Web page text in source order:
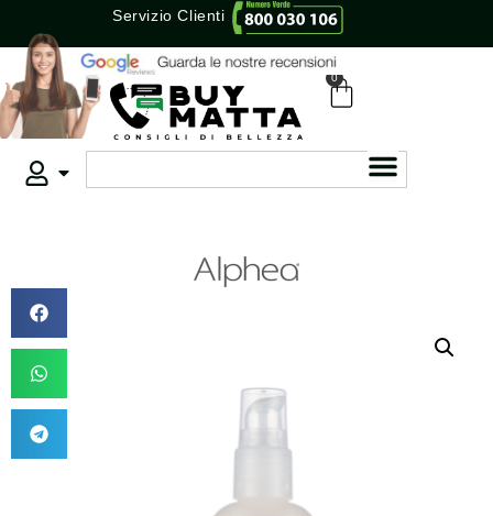
Servizio Clienti
0